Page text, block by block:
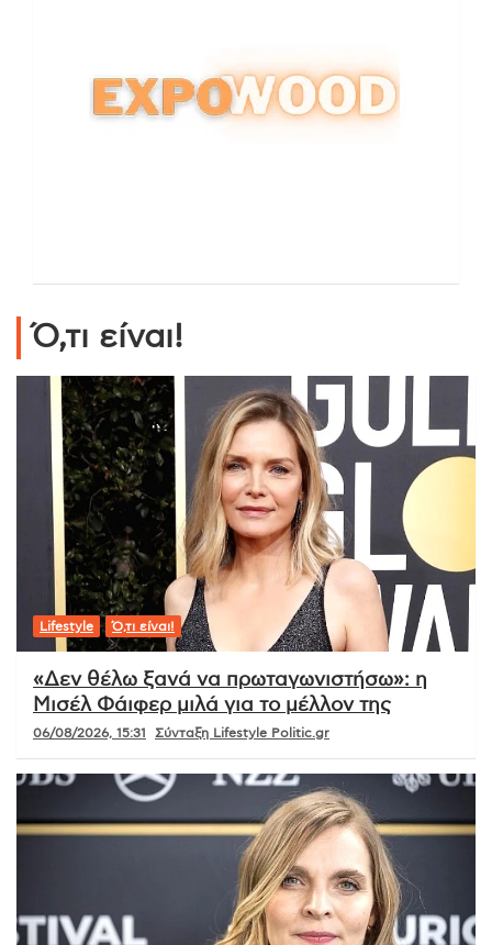
Ό,τι είναι!
Lifestyle Ό,τι είναι!
«Δεν θέλω ξανά να πρωταγωνιστήσω»: η
Μισέλ Φάιφερ μιλά για το μέλλον της
06/08/2026, 15:31 Σύνταξη Lifestyle Politic.gr